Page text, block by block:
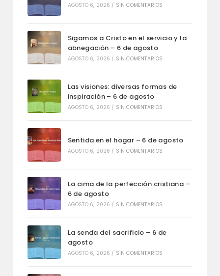
AGOSTO 6, 2026 / SIN COMENTARIOS
Sigamos a Cristo en el servicio y la
abnegación – 6 de agosto
AGOSTO 6, 2026 / SIN COMENTARIOS
Las visiones: diversas formas de
inspiración – 6 de agosto
AGOSTO 6, 2026 / SIN COMENTARIOS
Sentida en el hogar – 6 de agosto
AGOSTO 6, 2026 / SIN COMENTARIOS
La cima de la perfección cristiana –
6 de agosto
AGOSTO 6, 2026 / SIN COMENTARIOS
La senda del sacrificio – 6 de
agosto
AGOSTO 6, 2026 / SIN COMENTARIOS